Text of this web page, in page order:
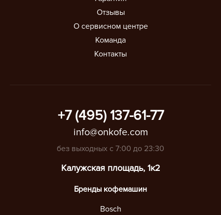
Отзывы
О сервисном центре
Команда
Контакты
Бренды кофемашин
Bosch
+7 (495) 137-61-77
info@onkofe.com
без выходных с 7:00 до 23:30
Калужская площадь, 1к2